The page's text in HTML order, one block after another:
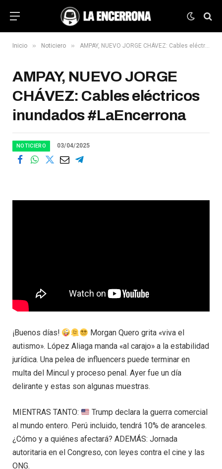
Inicio » Noticiero » AMPAY, NUEVO JORGE CHÁVEZ: Cables eléctricos inundados #LaEncerrona
AMPAY, NUEVO JORGE
CHÁVEZ: Cables eléctricos
inundados #LaEncerrona
NOTICIERO 03/04/2025
¡Buenos días!
Morgan Quero grita «viva el
autismo». López Aliaga manda «al carajo» a la estabilidad
jurídica. Una pelea de influencers puede terminar en
multa del Mincul y proceso penal. Ayer fue un día
delirante y estas son algunas muestras.
MIENTRAS TANTO:
Trump declara la guerra comercial
al mundo entero. Perú incluido, tendrá 10% de aranceles.
¿Cómo y a quiénes afectará? ADEMÁS: Jornada
autoritaria en el Congreso, con leyes contra el cine y las
ONG.